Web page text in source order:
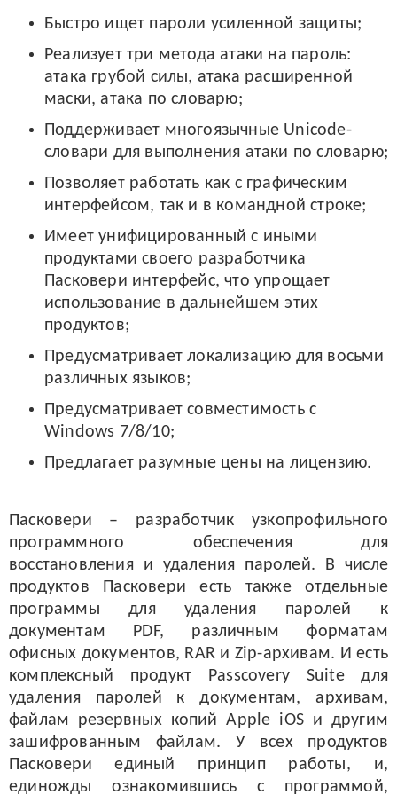
Быстро ищет пароли усиленной защиты;
Реализует три метода атаки на пароль:
атака грубой силы, атака расширенной
маски, атака по словарю;
Поддерживает многоязычные Unicode-
словари для выполнения атаки по словарю;
Позволяет работать как с графическим
интерфейсом, так и в командной строке;
Имеет унифицированный с иными
продуктами своего разработчика
Пасковери интерфейс, что упрощает
использование в дальнейшем этих
продуктов;
Предусматривает локализацию для восьми
различных языков;
Предусматривает совместимость с
Windows 7/8/10;
Предлагает разумные цены на лицензию.
Пасковери – разработчик узкопрофильного
программного обеспечения для
восстановления и удаления паролей. В числе
продуктов Пасковери есть также отдельные
программы для удаления паролей к
документам PDF, различным форматам
офисных документов, RAR и Zip-архивам. И есть
комплексный продукт Passcovery Suite для
удаления паролей к документам, архивам,
файлам резервных копий Apple iOS и другим
зашифрованным файлам. У всех продуктов
Пасковери единый принцип работы, и,
единожды ознакомившись с программой,